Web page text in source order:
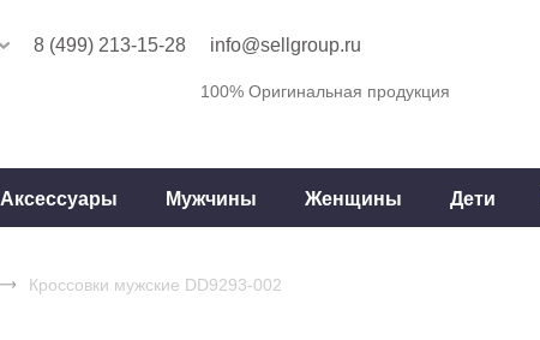
8 (499) 213-15-28 info@sellgroup.ru
100% Оригинальная продукция
Аксессуары Мужчины Женщины Дети
Кроссовки мужские DD9293-002